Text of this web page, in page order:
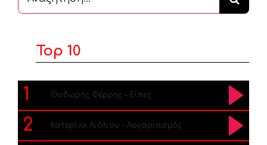
...
Top 10
1 Θοδωρής Φέρρης – Είπες
2 Κατερίνα Λιόλιου – Λογαριασμός